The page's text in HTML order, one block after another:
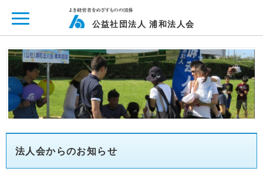
公益社団法人 浦和法人会
法人会からのお知らせ